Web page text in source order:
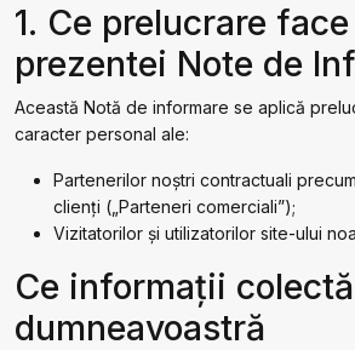
1. Ce prelucrare
prezentei Note de
Această Notă de informare se aplică
caracter personal ale:
Partenerilor noştri contractuali
clienți („Parteneri comerciali”);
Vizitatorilor și utilizatorilor site-ului
Ce informații
dumneavoastră